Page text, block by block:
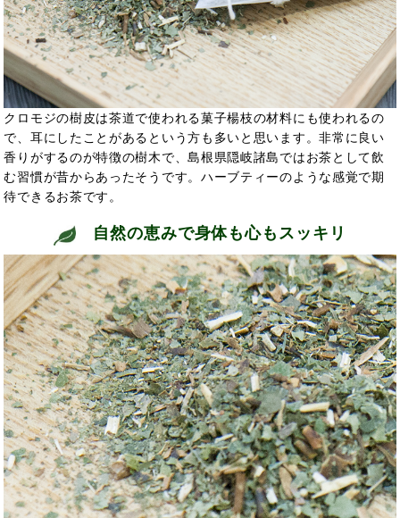
クロモジの樹皮は茶道で使われる菓子楊枝の材料にも使われるの
で、耳にしたことがあるという方も多いと思います。非常に良い
香りがするのが特徴の樹木で、島根県隠岐諸島ではお茶として飲
む習慣が昔からあったそうです。ハーブティーのような感覚で期
待できるお茶です。
自然の恵みで身体も心もスッキリ